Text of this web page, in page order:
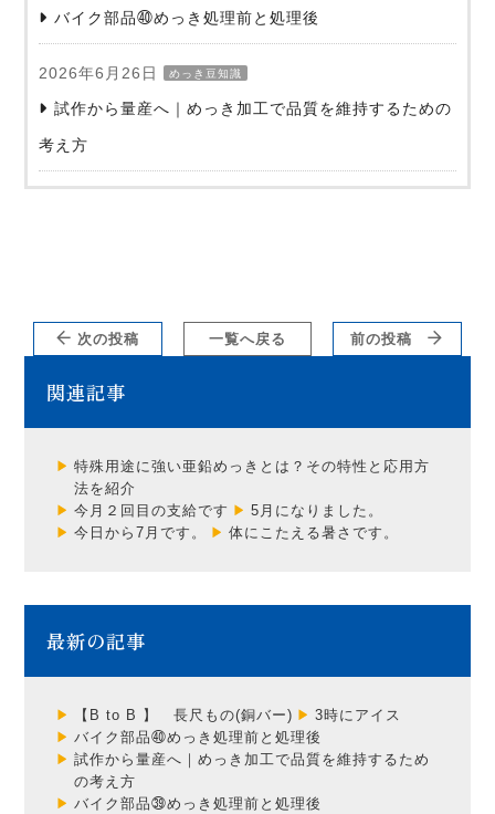
バイク部品㊵めっき処理前と処理後
2026年6月26日 めっき豆知識
試作から量産へ｜めっき加工で品質を維持するための
考え方
次の投稿 一覧へ戻る 前の投稿
関連記事
特殊用途に強い亜鉛めっきとは？その特性と応用方
法を紹介
今月２回目の支給です
5月になりました。
今日から7月です。
体にこたえる暑さです。
最新の記事
【B to B 】 長尺もの(銅バー)
3時にアイス
バイク部品㊵めっき処理前と処理後
試作から量産へ｜めっき加工で品質を維持するため
の考え方
バイク部品㊴めっき処理前と処理後